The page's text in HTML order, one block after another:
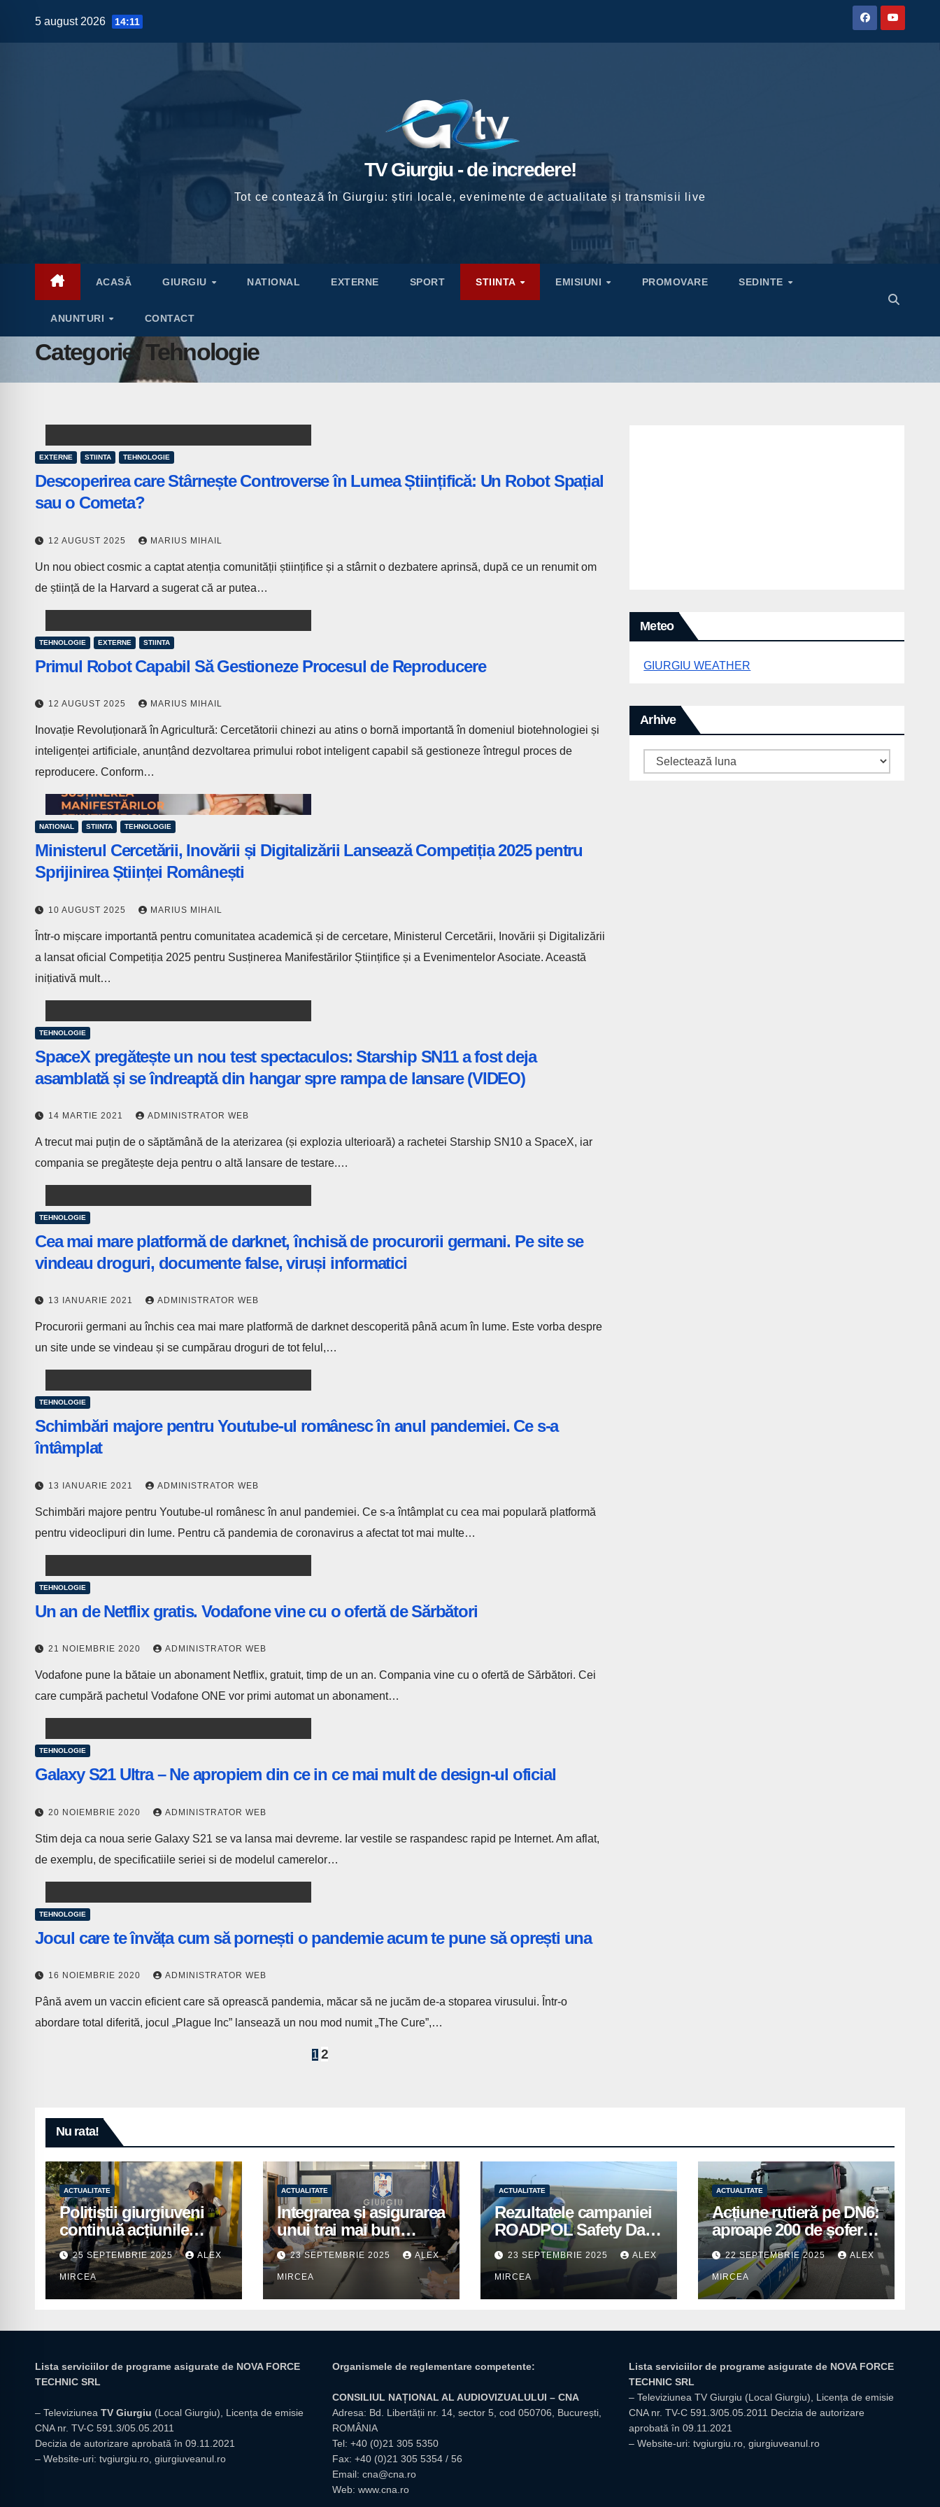
5 august 2026 14:11
TV Giurgiu - de incredere!
Tot ce contează în Giurgiu: știri locale, evenimente de actualitate și transmisii live
ACASĂ GIURGIU NATIONAL EXTERNE SPORT STIINTA EMISIUNI PROMOVARE SEDINTE
ANUNTURI CONTACT
Categorie:Tehnologie
EXTERNE STIINTA TEHNOLOGIE
Descoperirea care Stârnește Controverse în Lumea Științifică: Un Robot Spațial
sau o Cometa?
12 AUGUST 2025 MARIUS MIHAIL
Un nou obiect cosmic a captat atenția comunității științifice și a stârnit o dezbatere aprinsă, după ce un renumit om
de știință de la Harvard a sugerat că ar putea…
TEHNOLOGIE EXTERNE STIINTA
Primul Robot Capabil Să Gestioneze Procesul de Reproducere
12 AUGUST 2025 MARIUS MIHAIL
Inovație Revoluționară în Agricultură: Cercetătorii chinezi au atins o bornă importantă în domeniul biotehnologiei și
inteligenței artificiale, anunțând dezvoltarea primului robot inteligent capabil să gestioneze întregul proces de
reproducere. Conform…
NATIONAL STIINTA TEHNOLOGIE
Ministerul Cercetării, Inovării și Digitalizării Lansează Competiția 2025 pentru
Sprijinirea Științei Românești
10 AUGUST 2025 MARIUS MIHAIL
Într-o mișcare importantă pentru comunitatea academică și de cercetare, Ministerul Cercetării, Inovării și Digitalizării
a lansat oficial Competiția 2025 pentru Susținerea Manifestărilor Științifice și a Evenimentelor Asociate. Această
inițiativă mult…
TEHNOLOGIE
SpaceX pregătește un nou test spectaculos: Starship SN11 a fost deja
asamblată și se îndreaptă din hangar spre rampa de lansare (VIDEO)
14 MARTIE 2021 ADMINISTRATOR WEB
A trecut mai puțin de o săptămână de la aterizarea (și explozia ulterioară) a rachetei Starship SN10 a SpaceX, iar
compania se pregătește deja pentru o altă lansare de testare.…
TEHNOLOGIE
Cea mai mare platformă de darknet, închisă de procurorii germani. Pe site se
vindeau droguri, documente false, viruși informatici
13 IANUARIE 2021 ADMINISTRATOR WEB
Procurorii germani au închis cea mai mare platformă de darknet descoperită până acum în lume. Este vorba despre
un site unde se vindeau și se cumpărau droguri de tot felul,…
TEHNOLOGIE
Schimbări majore pentru Youtube-ul românesc în anul pandemiei. Ce s-a
întâmplat
13 IANUARIE 2021 ADMINISTRATOR WEB
Schimbări majore pentru Youtube-ul românesc în anul pandemiei. Ce s-a întâmplat cu cea mai populară platformă
pentru videoclipuri din lume. Pentru că pandemia de coronavirus a afectat tot mai multe…
TEHNOLOGIE
Un an de Netflix gratis. Vodafone vine cu o ofertă de Sărbători
21 NOIEMBRIE 2020 ADMINISTRATOR WEB
Vodafone pune la bătaie un abonament Netflix, gratuit, timp de un an. Compania vine cu o ofertă de Sărbători. Cei
care cumpără pachetul Vodafone ONE vor primi automat un abonament…
TEHNOLOGIE
Galaxy S21 Ultra – Ne apropiem din ce in ce mai mult de design-ul oficial
20 NOIEMBRIE 2020 ADMINISTRATOR WEB
Stim deja ca noua serie Galaxy S21 se va lansa mai devreme. Iar vestile se raspandesc rapid pe Internet. Am aflat,
de exemplu, de specificatiile seriei si de modelul camerelor…
TEHNOLOGIE
Jocul care te învăța cum să pornești o pandemie acum te pune să oprești una
16 NOIEMBRIE 2020 ADMINISTRATOR WEB
Până avem un vaccin eficient care să oprească pandemia, măcar să ne jucăm de-a stoparea virusului. Într-o
abordare total diferită, jocul „Plague Inc” lansează un nou mod numit „The Cure”,…
1 2
Meteo
GIURGIU WEATHER
Arhive
Arhive
Nu rata!
ACTUALITATE
Polițiștii giurgiuveni
continuă acțiunile
preventive în școli
25 SEPTEMBRIE 2025 ALEX
MIRCEA
ACTUALITATE
Integrarea și asigurarea
unui trai mai bun
pentru cetățenii romi,
prioritate pentru
instituțiile publice
giurgiuvene
23 SEPTEMBRIE 2025 ALEX
MIRCEA
ACTUALITATE
Rezultatele campaniei
ROADPOL Safety Days
– o zi fără decese în
trafic
23 SEPTEMBRIE 2025 ALEX
MIRCEA
ACTUALITATE
Acțiune rutieră pe DN6:
aproape 200 de șoferi
amendați de polițiștii
din Mihăilești
22 SEPTEMBRIE 2025 ALEX
MIRCEA
Lista serviciilor de programe asigurate de NOVA FORCE
TECHNIC SRL
– Televiziunea TV Giurgiu (Local Giurgiu), Licența de emisie
CNA nr. TV-C 591.3/05.05.2011
Decizia de autorizare aprobată în 09.11.2021
– Website-uri: tvgiurgiu.ro giurgiuveanul.ro
Organismele de reglementare competente:
CONSILIUL NAȚIONAL AL AUDIOVIZUALULUI – CNA
Adresa: Bd. Libertății nr. 14, sector 5, cod 050706, București,
ROMÂNIA
Tel: +40 (0)21 305 5350
Fax: +40 (0)21 305 5354 / 56
Email: cna@cna.ro
Web: www.cna.ro
Lista serviciilor de programe asigurate de NOVA FORCE
TECHNIC SRL
– Televiziunea TV Giurgiu (Local Giurgiu), Licența de emisie
CNA nr. TV-C 591.3/05.05.2011 Decizia de autorizare
aprobată în 09.11.2021
– Website-uri: tvgiurgiu.ro, giurgiuveanul.ro